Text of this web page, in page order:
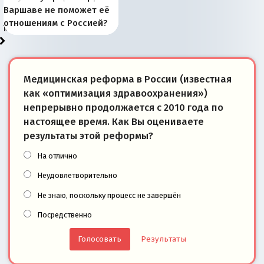
рыбопромысловые
районы Баренцева
моря
отличаются от «Яблока»
тем, что они -
победители
Запада рассказала о
«переобувании» хозяев
перемены: 15 шагов к
суверенной экономике
Европы
сбрасывать балласт
Анкориджа
года: первые уступки во
внутренней политике
сегодня
Варшаве не поможет её
отношениям с Россией?
Медицинская реформа в России (известная
как «оптимизация здравоохранения»)
непрерывно продолжается с 2010 года по
настоящее время. Как Вы оцениваете
результаты этой реформы?
На отлично
Неудовлетворительно
Не знаю, поскольку процесс не завершён
Посредственно
Результаты